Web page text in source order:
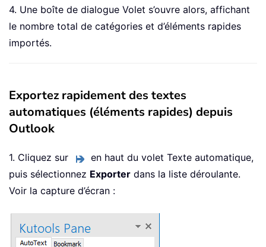
4. Une boîte de dialogue Volet s’ouvre alors, affichant
le nombre total de catégories et d’éléments rapides
importés.
Exportez rapidement des textes
automatiques (éléments rapides) depuis
Outlook
1. Cliquez sur
en haut du volet Texte automatique,
puis sélectionnez Exporter dans la liste déroulante.
Voir la capture d’écran :